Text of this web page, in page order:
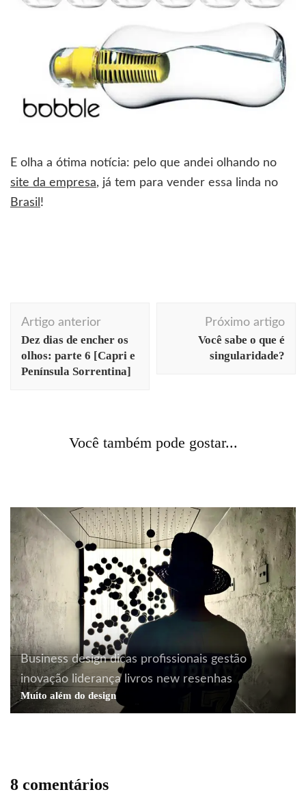
E olha a ótima notícia: pelo que andei olhando no
site da empresa, já tem para vender essa linda no
Brasil !
de
post
Artigo anterior
Dez dias de encher os
olhos: parte 6 [Capri e
Península Sorrentina]
Próximo artigo
Você sabe o que é
singularidade?
Você também pode gostar...
Silêncio no tribunal
Business design dicas profissionais gestão
inovação liderança livros new resenhas
Muito além do design
8 comentários